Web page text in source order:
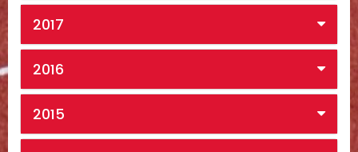
2017
2016
2015